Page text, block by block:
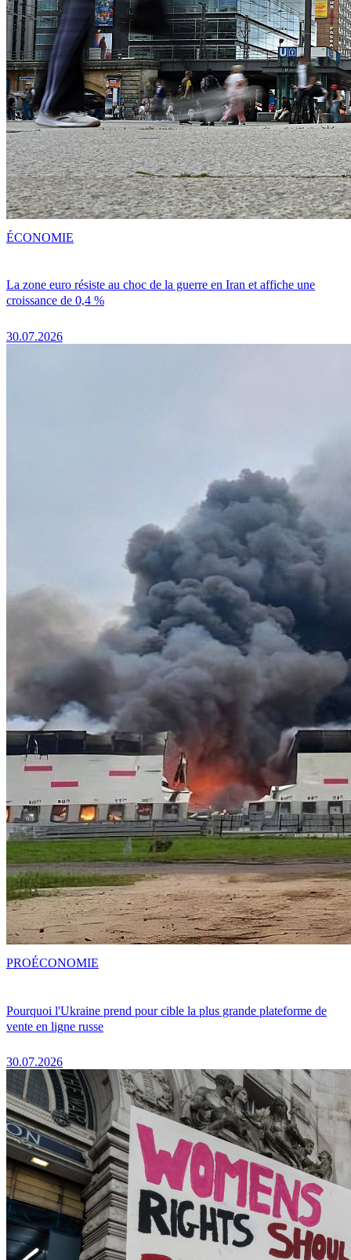
La zone euro résiste au choc de la guerre en Iran et affiche une
croissance de 0,4 %
30.07.2026
ÉCONOMIE
Pourquoi l'Ukraine prend pour cible la plus grande plateforme de
vente en ligne russe
30.07.2026
PROÉCONOMIE